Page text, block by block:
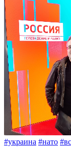
#украина #нато